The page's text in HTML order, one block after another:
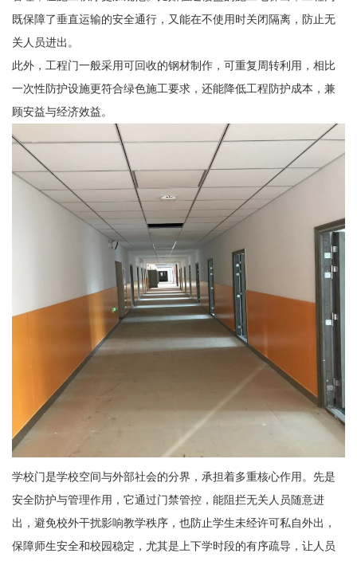
既保障了垂直运输的安全通行，又能在不使用时关闭隔离，防止无
关人员进出。
此外，工程门一般采用可回收的钢材制作，可重复周转利用，相比
一次性防护设施更符合绿色施工要求，还能降低工程防护成本，兼
顾安益与经济效益。
学校门是学校空间与外部社会的分界，承担着多重核心作用。先是
安全防护与管理作用，它通过门禁管控，能阻拦无关人员随意进
出，避免校外干扰影响教学秩序，也防止学生未经许可私自外出，
保障师生安全和校园稳定，尤其是上下学时段的有序疏导，让人员